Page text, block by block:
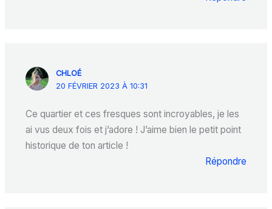
CHLOÉ
20 FÉVRIER 2023 À 10:31
Ce quartier et ces fresques sont incroyables, je les
ai vus deux fois et j’adore ! J’aime bien le petit point
historique de ton article !
Répondre